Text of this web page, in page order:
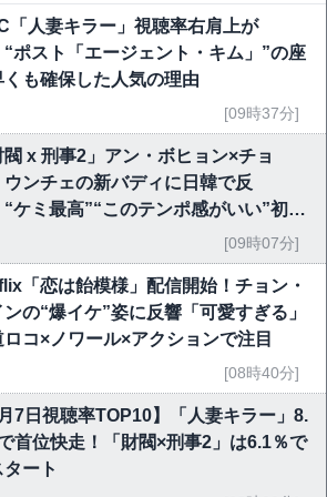
「人妻キラー」視聴率右肩上が
“ポスト「エージェント・キム」”の座
くも確保した人気の理由
[09時37分]
閥 x 刑事2」アン・ボヒョン×チョ
ウンチェの新バディに日韓で反
“ケミ最高”“このテンポ感がいい”初回
[09時07分]
「恋は飴模様」配信開始！チョン・
の“爆イケ”姿に反響「可愛すぎる」
ロコ×ノワール×アクションで注目
[08時40分]
月7日視聴率TOP10】「人妻キラー」8.
首位快走！「財閥×刑事2」は6.1％で
ート